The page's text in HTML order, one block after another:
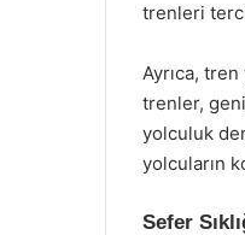
trenleri
Ayrıca,
trenler,
yolculuk
yolcuların
Sefer